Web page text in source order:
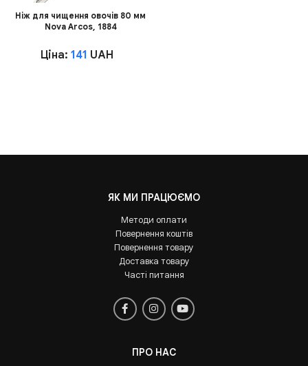
Ніж для чищення овочів 80 мм
Nova Arcos, 1884
Ціна: 141 UAH
ЯК МИ ПРАЦЮЄМО
Методи оплати
Повернення коштів
Повернення товару
Доставка товару
Часті питання
ПРО НАС